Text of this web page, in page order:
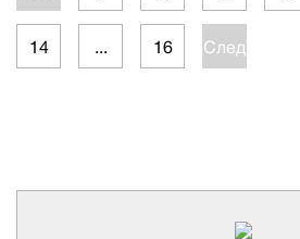
14 ... 16 След.